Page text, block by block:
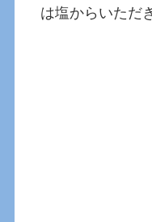
は塩からいただ